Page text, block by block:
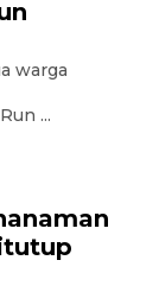
warga
...